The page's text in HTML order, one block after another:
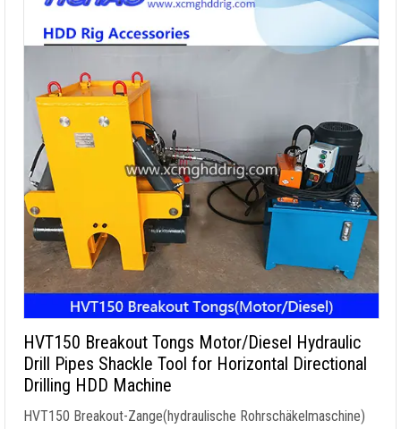
HVT150 Breakout Tongs Motor/Diesel Hydraulic
Drill Pipes Shackle Tool for Horizontal Directional
Drilling HDD Machine
HVT150 Breakout-Zange(hydraulische Rohrschäkelmaschine)